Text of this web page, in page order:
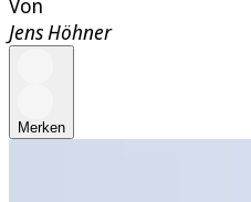
Von
Jens Höhner
Merken